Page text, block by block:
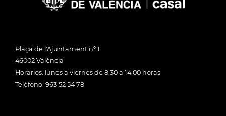
Plaça de l'Ajuntament nº 1
46002 València
Horarios: lunes a viernes de 8:30 a 14:00 horas
Teléfono: 963 52 54 78